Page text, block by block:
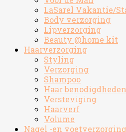
LaSarel Vakantie/
Body verzorging
Lipverzorging
Beauty @home kit
Haarverzorging
Styling
Verzorging
Shampoo
Haar benodigdheden
Versteviging
Haarverf
Volume
Nagel -en voetverzorging